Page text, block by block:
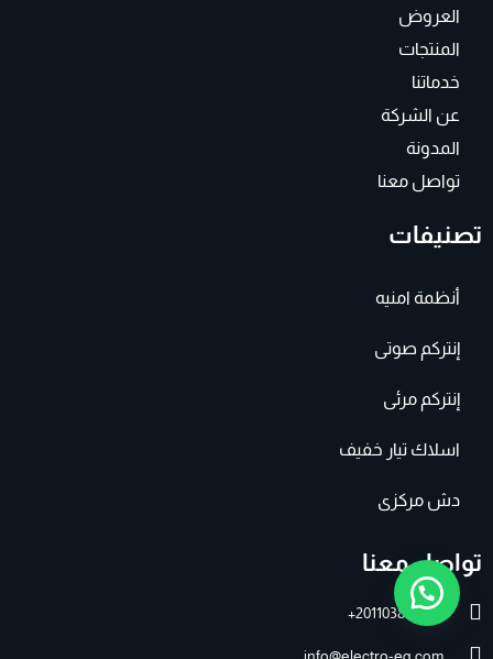
العروض
المنتجات
خدماتنا
عن الشركة
المدونة
تواصل معنا
تصنيفات
أنظمة امنيه
إنتركم صوتى
إنتركم مرئى
اسلاك تيار خفيف
دش مركزى
تواصل معنا
201103895007+
info@electro-eg.com